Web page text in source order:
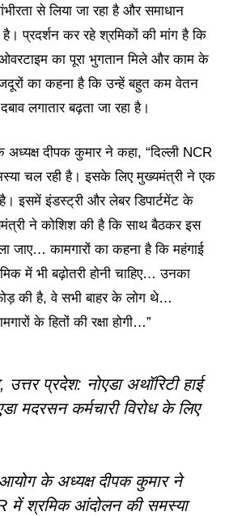
से लिया जा रहा है और समाधान
प्रदर्शन कर रहे श्रमिकों की मांग है कि
का पूरा भुगतान मिले और काम के
का कहना है कि उन्हें बहुत कम वेतन
लगातार बढ़ता जा रहा है।
दीपक कुमार ने कहा, “दिल्ली NCR
चल रही है। इसके लिए मुख्यमंत्री ने एक
इसमें इंडस्ट्री और लेबर डिपार्टमेंट के
ने कोशिश की है कि साथ बैठकर इस
जाए… कामगारों का कहना है कि महंगाई
में भी बढ़ोतरी होनी चाहिए… उनका
की है, वे सभी बाहर के लोग थे…
के हितों की रक्षा होगी…”
उत्तर प्रदेश: नोएडा अथॉरिटी हाई
मदरसन कर्मचारी विरोध के लिए
के अध्यक्ष दीपक कुमार ने
में श्रमिक आंदोलन की समस्या